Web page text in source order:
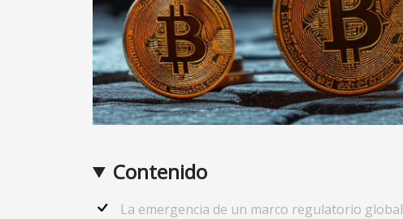
Contenido
La emergencia de un marco regulatorio global